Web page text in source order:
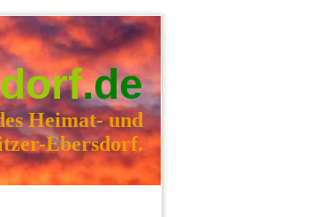
.de
Heimat- und
Ebersdorf.